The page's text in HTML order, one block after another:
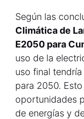
Según las
Climática de
E2050 para
uso de la
uso final
para 2050.
oportunidades
de energías y